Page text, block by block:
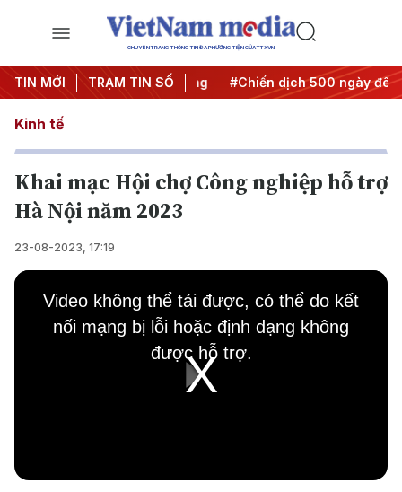
CHUYÊN TRANG THÔNG TIN ĐA PHƯƠNG TIỆN CỦA TTXVN
TIN MỚI TRẠM TIN SỐ
Nghị quyết thành hành động #Chiến dịch 500 ngày đêm
Kinh tế
Khai mạc Hội chợ Công nghiệp hỗ trợ
Hà Nội năm 2023
23-08-2023, 17:19
Play
Video
This
window.
Video không thể tải được, có thể do kết
nối mạng bị lỗi hoặc định dạng không
được hỗ trợ.